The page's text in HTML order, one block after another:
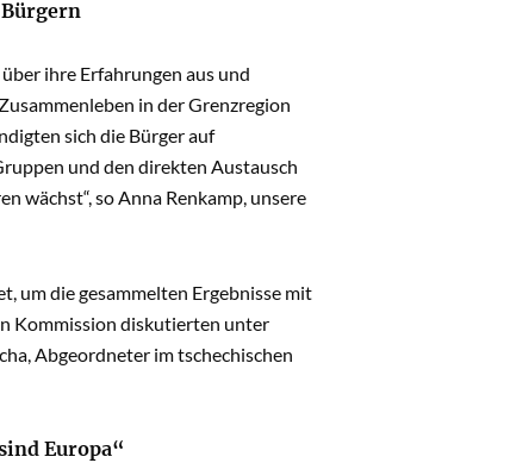
ihre Erfahrungen aus und
in der Grenzregion
sich die Bürger auf
und den direkten Austausch
wächst“, so Anna Renkamp, unsere
um die gesammelten Ergebnisse mit
Kommission diskutierten unter
Abgeordneter im tschechischen
Europa“